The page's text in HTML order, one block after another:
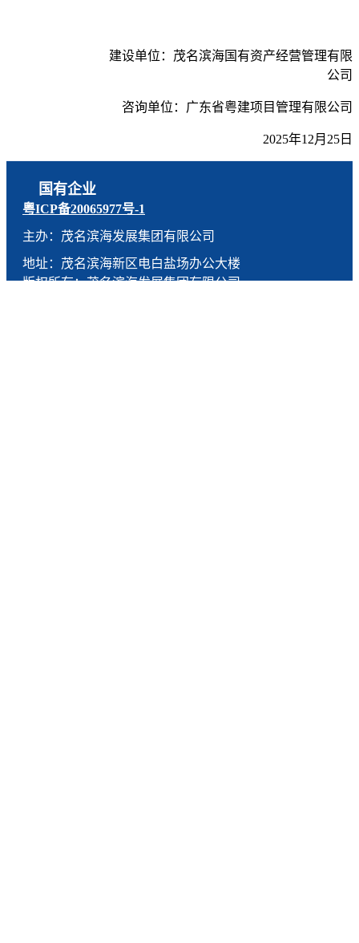
建设单位：茂名滨海国有资产经营管理有限
公司
咨询单位： 广东省粤建项目管理有限公司
2025年12月 25 日
国有企业
粤ICP备20065977号-1
主办：茂名滨海发展集团有限公司
地址：茂名滨海新区电白盐场办公大楼
版权所有：茂名滨海发展集团有限公司